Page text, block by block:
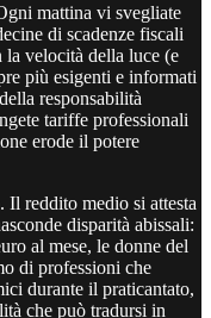
mattina vi svegliate
di scadenze fiscali
la velocità della luce (e
più esigenti e informati
responsabilità
tariffe professionali
erode il potere
reddito medio si attesta
disparità abissali:
al mese, le donne del
di professioni che
durante il praticantato,
che può tradursi in